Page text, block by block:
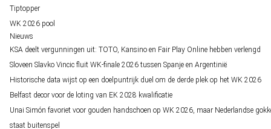
Tiptopper
WK 2026 pool
Nieuws
KSA deelt vergunningen uit: TOTO, Kansino en Fair Play Online hebben verlengd
Sloveen Slavko Vincic fluit WK-finale 2026 tussen Spanje en Argentinië
Historische data wijst op een doelpuntrijk duel om de derde plek op het WK 2026
Belfast decor voor de loting van EK 2028 kwalificatie
Unai Simón favoriet voor gouden handschoen op WK 2026, maar Nederlandse
staat buitenspel